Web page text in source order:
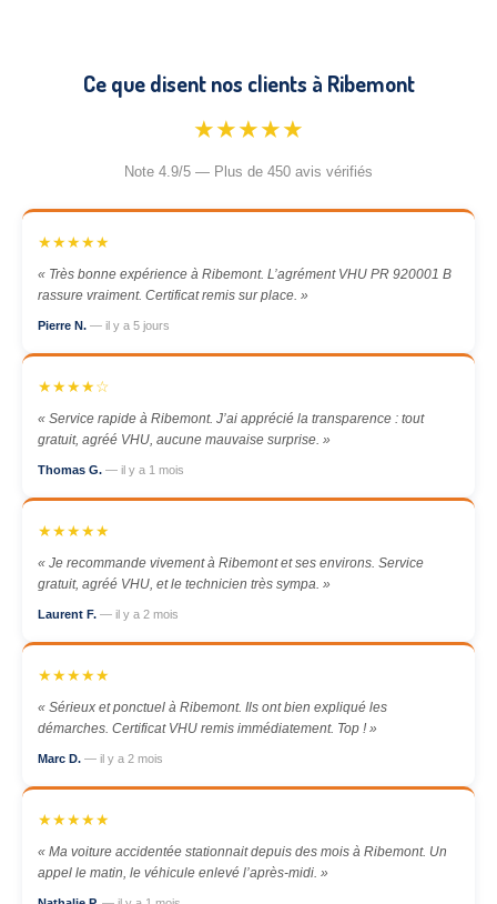
Ce que disent nos clients à Ribemont
★★★★★
Note 4.9/5 — Plus de 450 avis vérifiés
★★★★★
« Très bonne expérience à Ribemont. L’agrément VHU PR 920001 B
rassure vraiment. Certificat remis sur place. »
Pierre N. — il y a 5 jours
★★★★☆
« Service rapide à Ribemont. J’ai apprécié la transparence : tout
gratuit, agréé VHU, aucune mauvaise surprise. »
Thomas G. — il y a 1 mois
★★★★★
« Je recommande vivement à Ribemont et ses environs. Service
gratuit, agréé VHU, et le technicien très sympa. »
Laurent F. — il y a 2 mois
★★★★★
« Sérieux et ponctuel à Ribemont. Ils ont bien expliqué les
démarches. Certificat VHU remis immédiatement. Top ! »
Marc D. — il y a 2 mois
★★★★★
« Ma voiture accidentée stationnait depuis des mois à Ribemont. Un
appel le matin, le véhicule enlevé l’après-midi. »